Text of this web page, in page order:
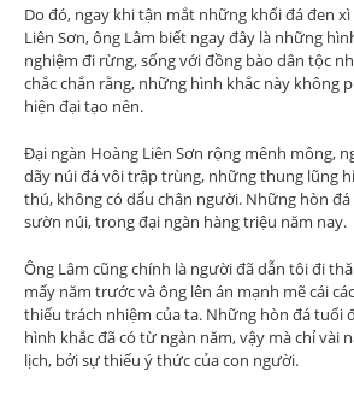
Do đó, ngay khi tận mắt những khối đá đen
Liên Sơn, ông Lâm biết ngay đây là những
nghiệm đi rừng, sống với đồng bào dân tộc
chắc chắn rằng, những hình khắc này không
hiện đại tạo nên.
Đại ngàn Hoàng Liên Sơn rộng mênh mông,
dãy núi đá vôi trập trùng, những thung lũng
thú, không có dấu chân người. Những hòn
sườn núi, trong đại ngàn hàng triệu năm nay.
Ông Lâm cũng chính là người đã dẫn tôi đi
mấy năm trước và ông lên án mạnh mẽ cái
thiếu trách nhiệm của ta. Những hòn đá tuổi
hình khắc đã có từ ngàn năm, vậy mà chỉ vài
lịch, bởi sự thiếu ý thức của con người.